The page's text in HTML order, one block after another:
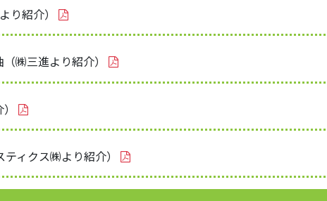
り紹介）
㈱三進より紹介）
ィクス㈱より紹介）